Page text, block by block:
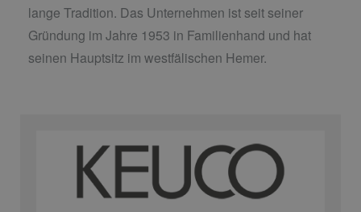
lange Tradition. Das Unternehmen ist seit seiner
Gründung im Jahre 1953 in Familienhand und hat
seinen Hauptsitz im westfälischen Hemer.